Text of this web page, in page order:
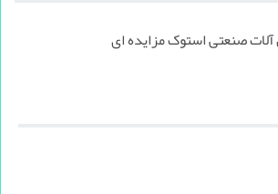
صنعتی استوک مزایده ای